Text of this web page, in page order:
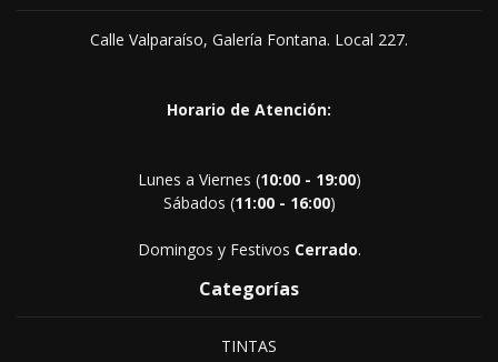
Calle Valparaíso, Galería Fontana. Local 227.
Horario de Atención:
Lunes a Viernes (10:00 - 19:00)
Sábados (11:00 - 16:00)
Domingos y Festivos Cerrado.
Categorías
TINTAS